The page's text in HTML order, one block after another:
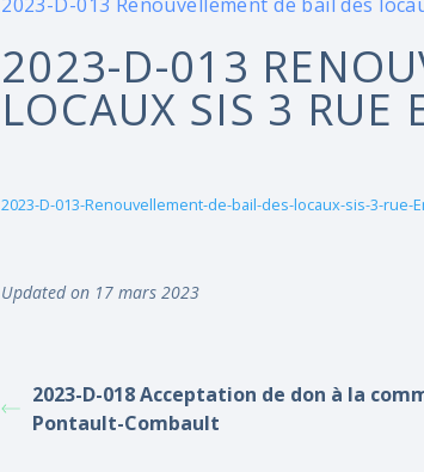
2023-D-013
LOCAUX SIS 3 RUE
2023-D-013-Renouvellement-de-bail-des-locaux-sis-3-rue-
Updated on 17 mars 2023
2023-D-018 Acceptation de don à la
Pontault-Combault